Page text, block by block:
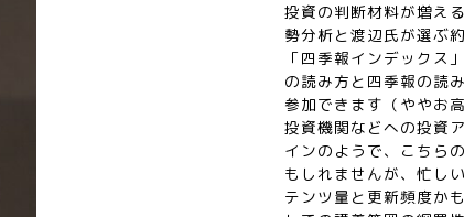
投資の判断材料が増え
勢分析と渡辺氏が選ぶ
「四季報インデックス
の読み方と四季報の読
参加できます（ややお
投資機関などへの投資
インのようで、こちら
もしれませんが、忙し
テンツ量と更新頻度か